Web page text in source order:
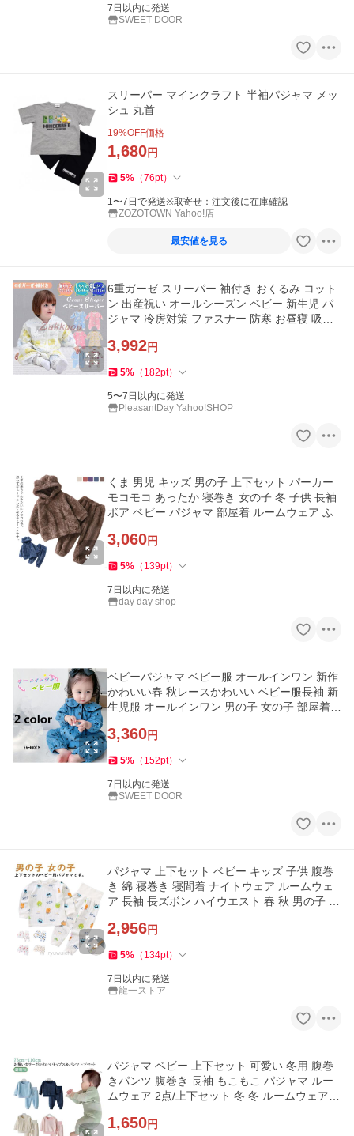
7日以内に発送
SWEET DOOR
スリーパー マインクラフト 半袖パジャマ メッ
シュ 丸首
19%OFF価格
1,680円
5% （76pt）
1〜7日で発送※取寄せ：注文後に在庫確認
ZOZOTOWN Yahoo!店
最安値を見る
6重ガーゼ スリーパー 袖付き おくるみ コット
ン 出産祝い オールシーズン ベビー 新生児 パ
ジャマ 冷房対策 ファスナー 防寒 お昼寝 吸水
3,992円
5% （ 182pt）
5〜7日以内に発送
PleasantDay Yahoo!SHOP
くま 男児 キッズ 男の子 上下セット パーカー
モコモコ あったか 寝巻き 女の子 冬 子供 長袖
ボア ベビー パジャマ 部屋着 ルームウェア ふ
3,060円
5% （ 139pt）
7日以内に発送
day day shop
ベビーパジャマ ベビー服 オールインワン 新作
かわいい春 秋レースかわいい ベビー服長袖 新
生児服 オールインワン 男の子 女の子 部屋着
3,360円
5% （ 152pt）
7日以内に発送
SWEET DOOR
パジャマ 上下セット ベビー キッズ 子供 腹巻
き 綿 寝巻き 寝間着 ナイトウェア ルームウェ
ア 長袖 長ズボン ハイウエスト 春 秋 男の子 女
2,956円
5% （ 134pt）
7日以内に発送
龍一ストア
パジャマ ベビー 上下セット 可愛い 冬用 腹巻
きパンツ 腹巻き 長袖 もこもこ パジャマ ルー
ムウェア 2点/上下セット 冬 冬 ルームウェア
1,650円